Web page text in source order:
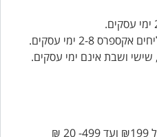
2-8 ימי עסקים.
ושבת אינם ימי עסקים.